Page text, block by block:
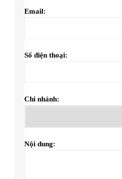
Email:
Số điện thoại:
Chi nhánh:
Nội dung: